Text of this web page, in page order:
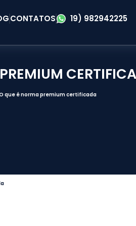
CONTATOS 19) 982942225
que é norma premium certificada